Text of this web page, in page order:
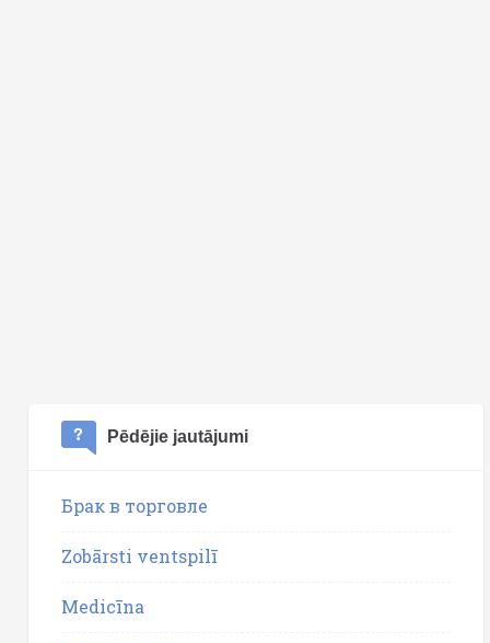
Pēdējie jautājumi
Брак в торговле
Zobārsti ventspilī
Medicīna